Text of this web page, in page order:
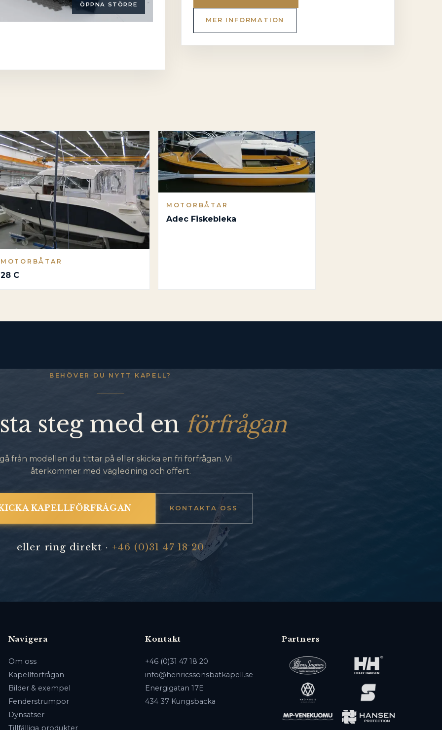
ÖPPNA STÖRRE
MER INFORMATION
MOTORBÅTAR
28 C
MOTORBÅTAR
Adec Fiskebleka
BEHÖVER DU NYTT KAPELL?
steg med en förfrågan
från modellen du tittar på eller skicka en fri förfrågan. Vi
återkommer med vägledning och offert.
KAPELLFÖRFRÅGAN KONTAKTA OSS
eller ring direkt · +46 (0)31 47 18 20
Navigera
Om oss
Kapellförfrågan
Bilder & exempel
Fenderstrumpor
Dynsatser
Tillfälliga produkter
Kontakt
+46 (0)31 47 18 20
info@henricssonsbatkapell.se
Energigatan 17E
434 37 Kungsbacka
Partners